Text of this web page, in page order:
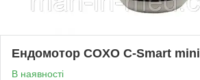
Ендомотор COXO C-Smart mini
В наявності